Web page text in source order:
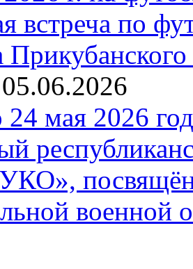
встреча по
05.06.2026
мая 2026
военной